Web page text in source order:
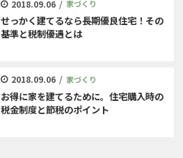
2018.09.06 / 家づくり
せっかく建てるなら長期優良住宅！その
基準と税制優遇とは
2018.09.06 / 家づくり
お得に家を建てるために。住宅購入時の
税金制度と節税のポイント